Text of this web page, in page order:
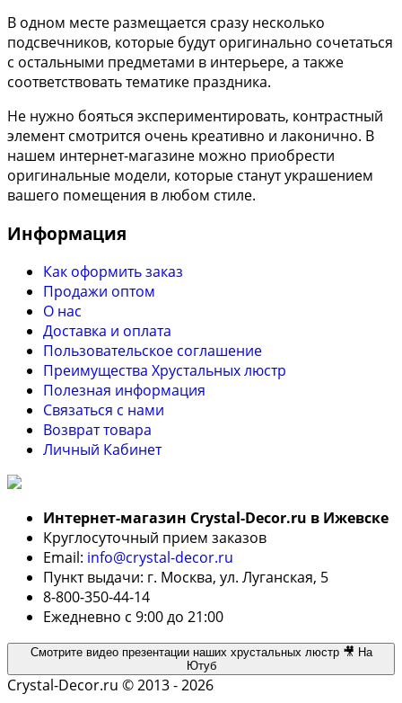
В одном месте размещается сразу несколько
подсвечников, которые будут оригинально сочетаться
с остальными предметами в интерьере, а также
соответствовать тематике праздника.
Не нужно бояться экспериментировать, контрастный
элемент смотрится очень креативно и лаконично. В
нашем интернет-магазине можно приобрести
оригинальные модели, которые станут украшением
вашего помещения в любом стиле.
Информация
Как оформить заказ
Продажи оптом
О нас
Доставка и оплата
Пользовательское соглашение
Преимущества Хрустальных люстр
Полезная информация
Связаться с нами
Возврат товара
Личный Кабинет
Интернет-магазин Crystal-Decor.ru в Ижевске
Круглосуточный прием заказов
Email: info@crystal-decor.ru
Пункт выдачи: г. Москва, ул. Луганская, 5
8-800-350-44-14
Ежедневно с 9:00 до 21:00
Смотрите видео презентации наших хрустальных люстр 🎥 На
Ютуб
Crystal-Decor.ru © 2013 - 2026